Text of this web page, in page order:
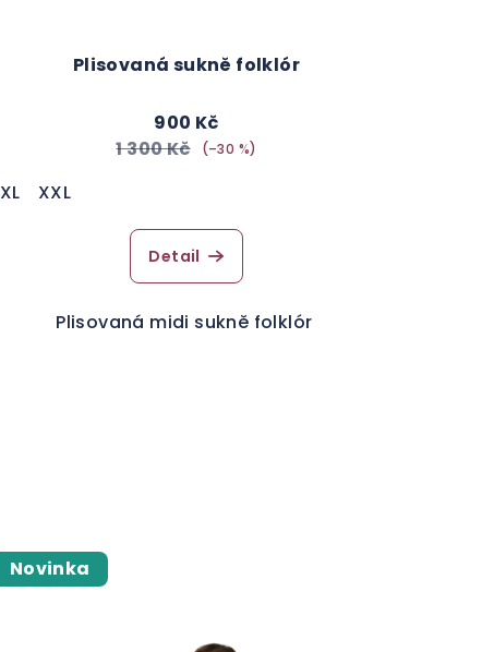
Plisovaná sukně folklór
900 Kč
1 300 Kč
(–30 %)
XL XXL
Detail
Plisovaná midi sukně folklór
Novinka